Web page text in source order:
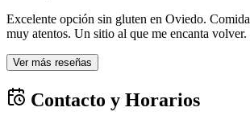
Excelente opción sin gluten en Oviedo.
muy atentos. Un sitio al que me encanta volver.
Ver más reseñas
Contacto y Horarios